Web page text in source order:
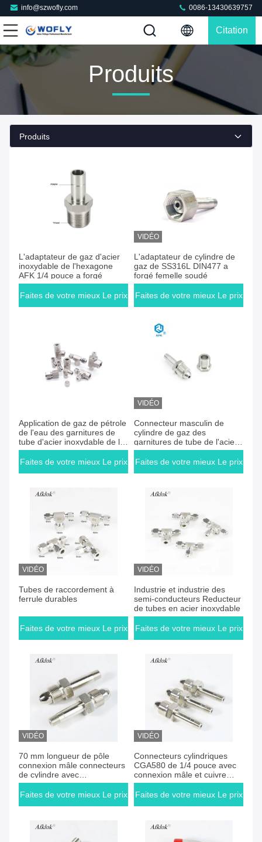
info@szwofly.com 0086-13430639757
Citation
Produits
Produits
L'adaptateur de gaz d'acier
inoxydable de l'hexagone
AFK 1/4 pouce a forgé
Faites de votre mieux Le prix
VIDÉO
L'adaptateur de cylindre de
gaz de SS316L DIN477 a
forgé femelle soudé
Faites de votre mieux Le prix
Application de gaz de pétrole
de l'eau des garnitures de
tube d'acier inoxydable de la
haute pression 316 3000PSI
Faites de votre mieux Le prix
VIDÉO
Connecteur masculin de
cylindre de gaz des
garnitures de tube de l'acier
inoxydable UNI4412 316
TNP
Faites de votre mieux Le prix
VIDÉO
Tubes de raccordement à
ferrule durables
Faites de votre mieux Le prix
VIDÉO
Industrie et industrie des
semi-conducteurs Reducteur
de tubes en acier inoxydable
Faites de votre mieux Le prix
VIDÉO
70 mm longueur de pôle
connexion mâle connecteurs
de cylindre avec
consommation
Faites de votre mieux Le prix
VIDÉO
Connecteurs cylindriques
CGA580 de 1/4 pouce avec
connexion mâle et cuivre
nickelé
Faites de votre mieux Le prix